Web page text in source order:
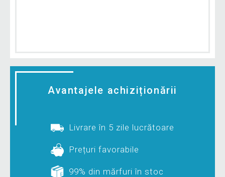
Avantajele achiziționării
Livrare în 5 zile lucrătoare
Prețuri favorabile
99% din mărfuri în stoc